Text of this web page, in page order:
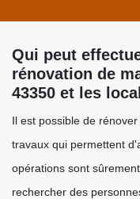
Qui peut
rénovation de
43350 et les
Il est possible de
travaux qui permettent
opérations sont
rechercher des